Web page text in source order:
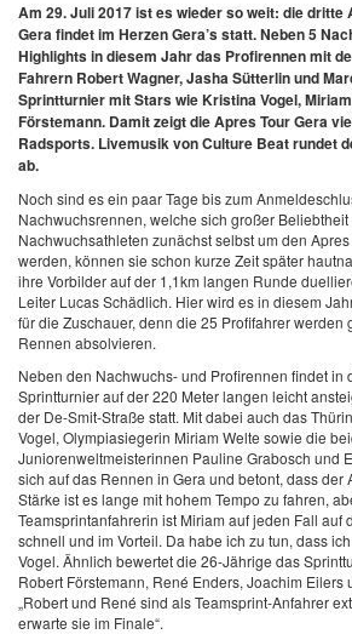
Am 29. Juli 2017 ist es wieder so weit: die dritte
Gera findet im Herzen Gera’s statt. Neben 5
Highlights in diesem Jahr das Profirennen mit
Fahrern Robert Wagner, Jasha Sütterlin und
Sprintturnier mit Stars wie Kristina Vogel,
Förstemann. Damit zeigt die Apres Tour Gera
Radsports. Livemusik von Culture Beat rundet
ab.
Noch sind es ein paar Tage bis zum
Nachwuchsrennen, welche sich großer Beliebtheit
Nachwuchsathleten zunächst selbst um den
werden, können sie schon kurze Zeit später
ihre Vorbilder auf der 1,1km langen Runde
Leiter Lucas Schädlich. Hier wird es in diesem
für die Zuschauer, denn die 25 Profifahrer werden
Rennen absolvieren.
Neben den Nachwuchs- und Profirennen findet in
Sprintturnier auf der 220 Meter langen leicht
der De-Smit-Straße statt. Mit dabei auch das
Vogel, Olympiasiegerin Miriam Welte sowie die
Juniorenweltmeisterinnen Pauline Grabosch und
sich auf das Rennen in Gera und betont, dass der
Stärke ist es lange mit hohem Tempo zu fahren,
Teamsprintanfahrerin ist Miriam auf jeden Fall auf
schnell und im Vorteil. Da habe ich zu tun, dass
Vogel. Ähnlich bewertet die 26-Jährige das
Robert Förstemann, René Enders, Joachim Eilers
„Robert und René sind als Teamsprint-Anfahrer
erwarte sie im Finale“.